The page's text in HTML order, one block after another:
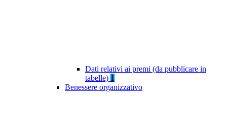
Dati relativi ai premi (da pubblicare in
tabelle) 1
Benessere organizzativo